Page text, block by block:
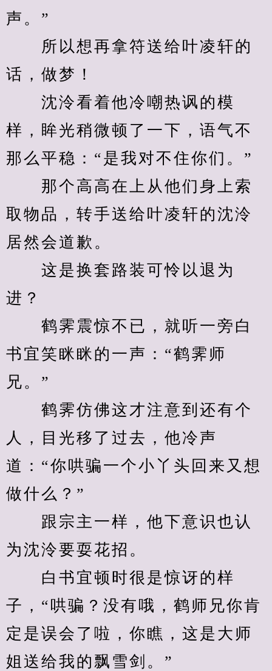
声。”
所以想再拿符送给叶凌轩的
话，做梦！
沈泠看着他冷嘲热讽的模
样，眸光稍微顿了一下，语气不
那么平稳：“是我对不住你们。”
那个高高在上从他们身上索
取物品，转手送给叶凌轩的沈泠
居然会道歉。
这是换套路装可怜以退为
进？
鹤霁震惊不已，就听一旁白
书宜笑眯眯的一声：“鹤霁师
兄。”
鹤霁仿佛这才注意到还有个
人，目光移了过去，他冷声
道：“你哄骗一个小丫头回来又想
做什么？”
跟宗主一样，他下意识也认
为沈泠要耍花招。
白书宜顿时很是惊讶的样
子，“哄骗？没有哦，鹤师兄你肯
定是误会了啦，你瞧，这是大师
姐送给我的飘雪剑。”